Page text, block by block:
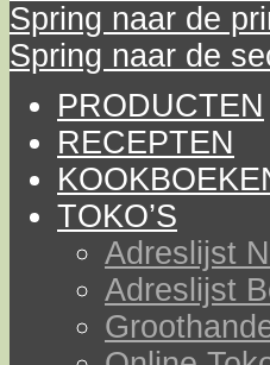
Spring naar de
Spring naar de
PRODUCTEN
RECEPTEN
TOKO’S
Adreslijst
Adreslijst